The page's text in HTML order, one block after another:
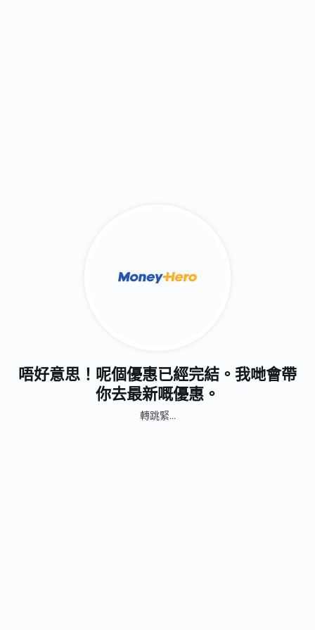
唔好意思！呢個優惠已經完結。我哋會帶
你去最新嘅優惠。
轉跳緊...